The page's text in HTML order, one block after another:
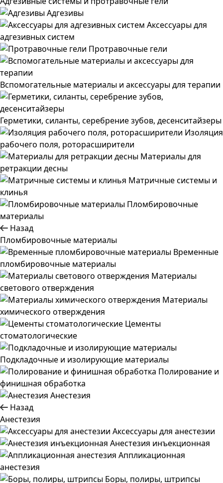
Адгезивы
Аксессуары для
адгезивных систем
Протравочные гели
Вспомогательные материалы и аксессуары для терапии
Герметики, силанты, серебрение зубов, десенситайзеры
Изоляция
рабочего поля, роторасширители
Материалы для
ретракции десны
Матричные системы и
клинья
Пломбировочные
материалы
Назад
Пломбировочные материалы
Временные
пломбировочные материалы
Материалы
светового отверждения
Материалы
химического отверждения
Цементы
стоматологические
Подкладочные и изолирующие материалы
Полирование и
финишная обработка
Анестезия
Назад
Анестезия
Аксессуары для анестезии
Анестезия инъекционная
Аппликационная
анестезия
Боры, полиры, штрипсы